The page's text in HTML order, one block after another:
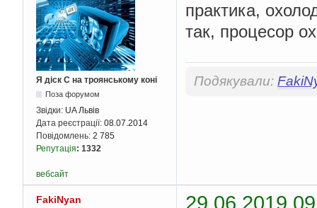
Я діск С на троянському коні
Поза форумом
Звідки: UA Львів
Дата реєстрації: 08.07.2014
Повідомлень: 2 785
Репутація: 1332
практика,
так, процесор
Подякували:
вебсайт
FakiNyan 29.06.2019